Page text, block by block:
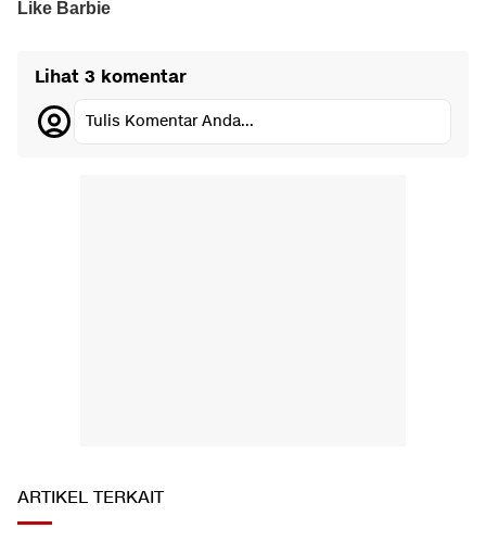
Lihat 3 komentar
Tulis Komentar Anda...
ARTIKEL TERKAIT